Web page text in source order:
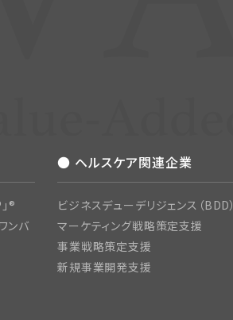
®
ンバ
● ヘルスケア関連企業
ビジネスデューデリジェンス（BDD）
マーケティング戦略策定支援
事業戦略策定支援
新規事業開発支援